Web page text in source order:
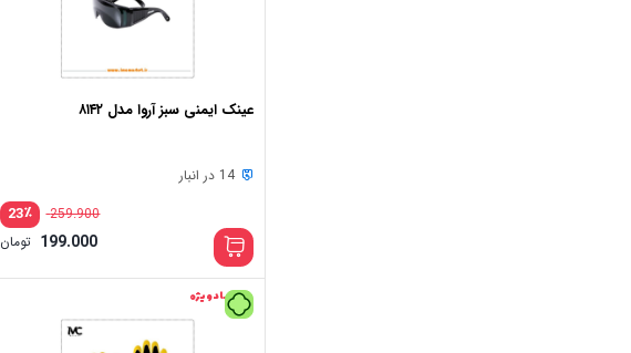
عینک ایمنی سبز آروا مدل ۸۱۴۲
14 در انبار
٪23 259.900
199.000 تومان
پیشنهاد ویژه